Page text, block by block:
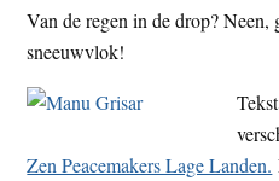
Van de regen in de drop? Neen,
sneeuwvlok!
Zen Peacemakers Lage Landen.